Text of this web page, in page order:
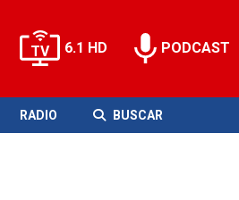
6.1 HD PODCAST
RADIO BUSCAR